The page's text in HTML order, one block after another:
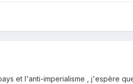
et l'anti-imperialisme , j'espère